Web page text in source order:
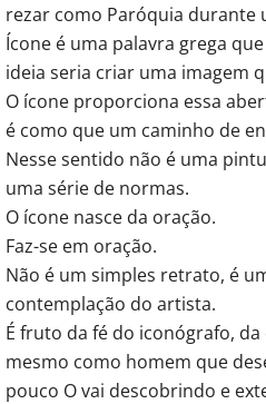
rezar como Paróquia durante
Ícone é uma palavra grega
ideia seria criar uma imagem
O ícone proporciona essa
é como que um caminho de
Nesse sentido não é uma
uma série de normas.
O ícone nasce da oração.
Faz-se em oração.
Não é um simples retrato, é
contemplação do artista.
É fruto da fé do iconógrafo,
mesmo como homem que
pouco O vai descobrindo e